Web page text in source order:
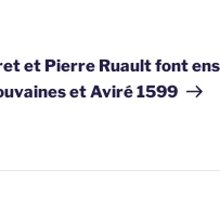
et Pierre Ruault font
et Aviré 1599